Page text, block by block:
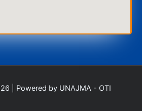
| Powered by UNAJMA - OTI